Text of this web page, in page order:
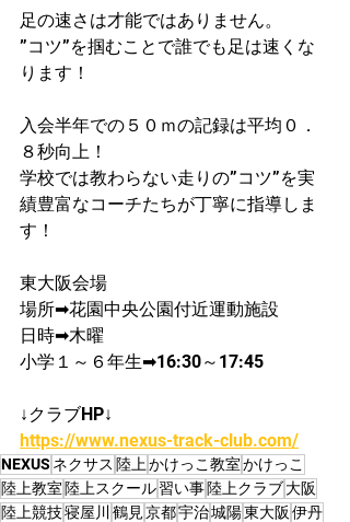
足の速さは才能ではありません。
”コツ”を掴むことで誰でも足は速くな
ります！
入会半年での５０ｍの記録は平均０．
８秒向上！​
学校では教わらない走りの”コツ”を実
績豊富なコーチたちが丁寧に指導しま
す！
東大阪会場
場所➡花園中央公園付近運動施設
日時➡木曜
小学​１～６年生➡16:30～17:45
↓クラブHP↓
https://www.nexus-track-club.com/
NEXUS ネクサス 陸上かけっこ教室かけっこ
陸上教室 陸上スクール習い事陸上クラブ大阪
陸上競技寝屋川 鶴見京都宇治城陽東大阪 伊丹